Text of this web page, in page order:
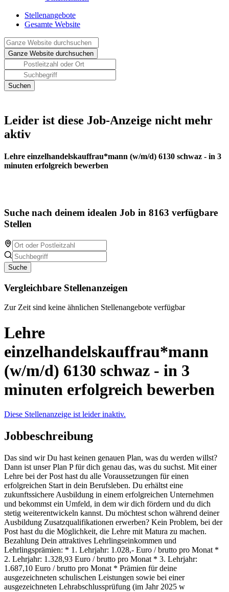
Stellenangebote
Gesamte Website
Leider ist diese Job-Anzeige nicht mehr
aktiv
Lehre einzelhandelskauffrau*mann (w/m/d) 6130 schwaz - in 3
minuten erfolgreich bewerben
Suche nach deinem idealen Job in 8163 verfügbare
Stellen
Suche
Vergleichbare Stellenanzeigen
Zur Zeit sind keine ähnlichen Stellenangebote verfügbar
Lehre
einzelhandelskauffrau*mann
(w/m/d) 6130 schwaz - in 3
minuten erfolgreich bewerben
Diese Stellenanzeige ist leider inaktiv.
Jobbeschreibung
Das sind wir Du hast keinen genauen Plan, was du werden willst?
Dann ist unser Plan P für dich genau das, was du suchst. Mit einer
Lehre bei der Post hast du alle Voraussetzungen für einen
erfolgreichen Start in dein Berufsleben. Du erhältst eine
zukunftssichere Ausbildung in einem erfolgreichen Unternehmen
und bekommst ein Umfeld, in dem wir dich fördern und du dich
stetig weiterentwickeln kannst. Du möchtest schon während deiner
Ausbildung Zusatzqualifikationen erwerben? Kein Problem, bei der
Post hast du die Möglichkeit, die Lehre mit Matura zu machen.
Bezahlung Dein attraktives Lehrlingseinkommen und
Lehrlingsprämien: * 1. Lehrjahr: 1.028,- Euro / brutto pro Monat *
2. Lehrjahr: 1.328,93 Euro / brutto pro Monat * 3. Lehrjahr:
1.687,10 Euro / brutto pro Monat * Prämien für deine
ausgezeichneten schulischen Leistungen sowie bei einer
ausgezeichneten Lehrabschlussprüfung (im Jahr 2025 w